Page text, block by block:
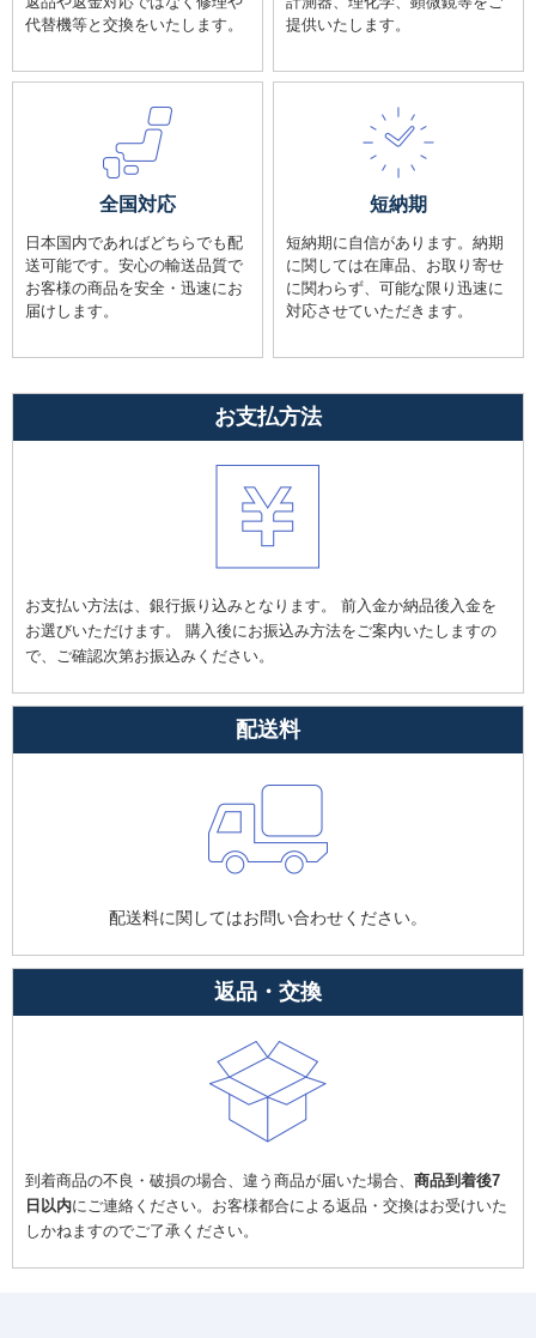
代替機等と交換をいたします。
提供いたします。
全国対応
日本国内であればどちらでも配
送可能です。安心の輸送品質で
お客様の商品を安全・迅速にお
届けします。
短納期
短納期に自信があります。納期
に関しては在庫品、お取り寄せ
に関わらず、可能な限り迅速に
対応させていただきます。
お支払方法
お支払い方法は、銀行振り込みとなります。 前入金か納品後入金を
お選びいただけます。 購入後にお振込み方法をご案内いたしますの
で、ご確認次第お振込みください。
配送料
配送料に関してはお問い合わせください。
返品・交換
到着商品の不良・破損の場合、違う商品が届いた場合、 商品到着後7
日以内にご連絡ください。お客様都合による返品・交換はお受けいた
しかねますのでご了承ください。